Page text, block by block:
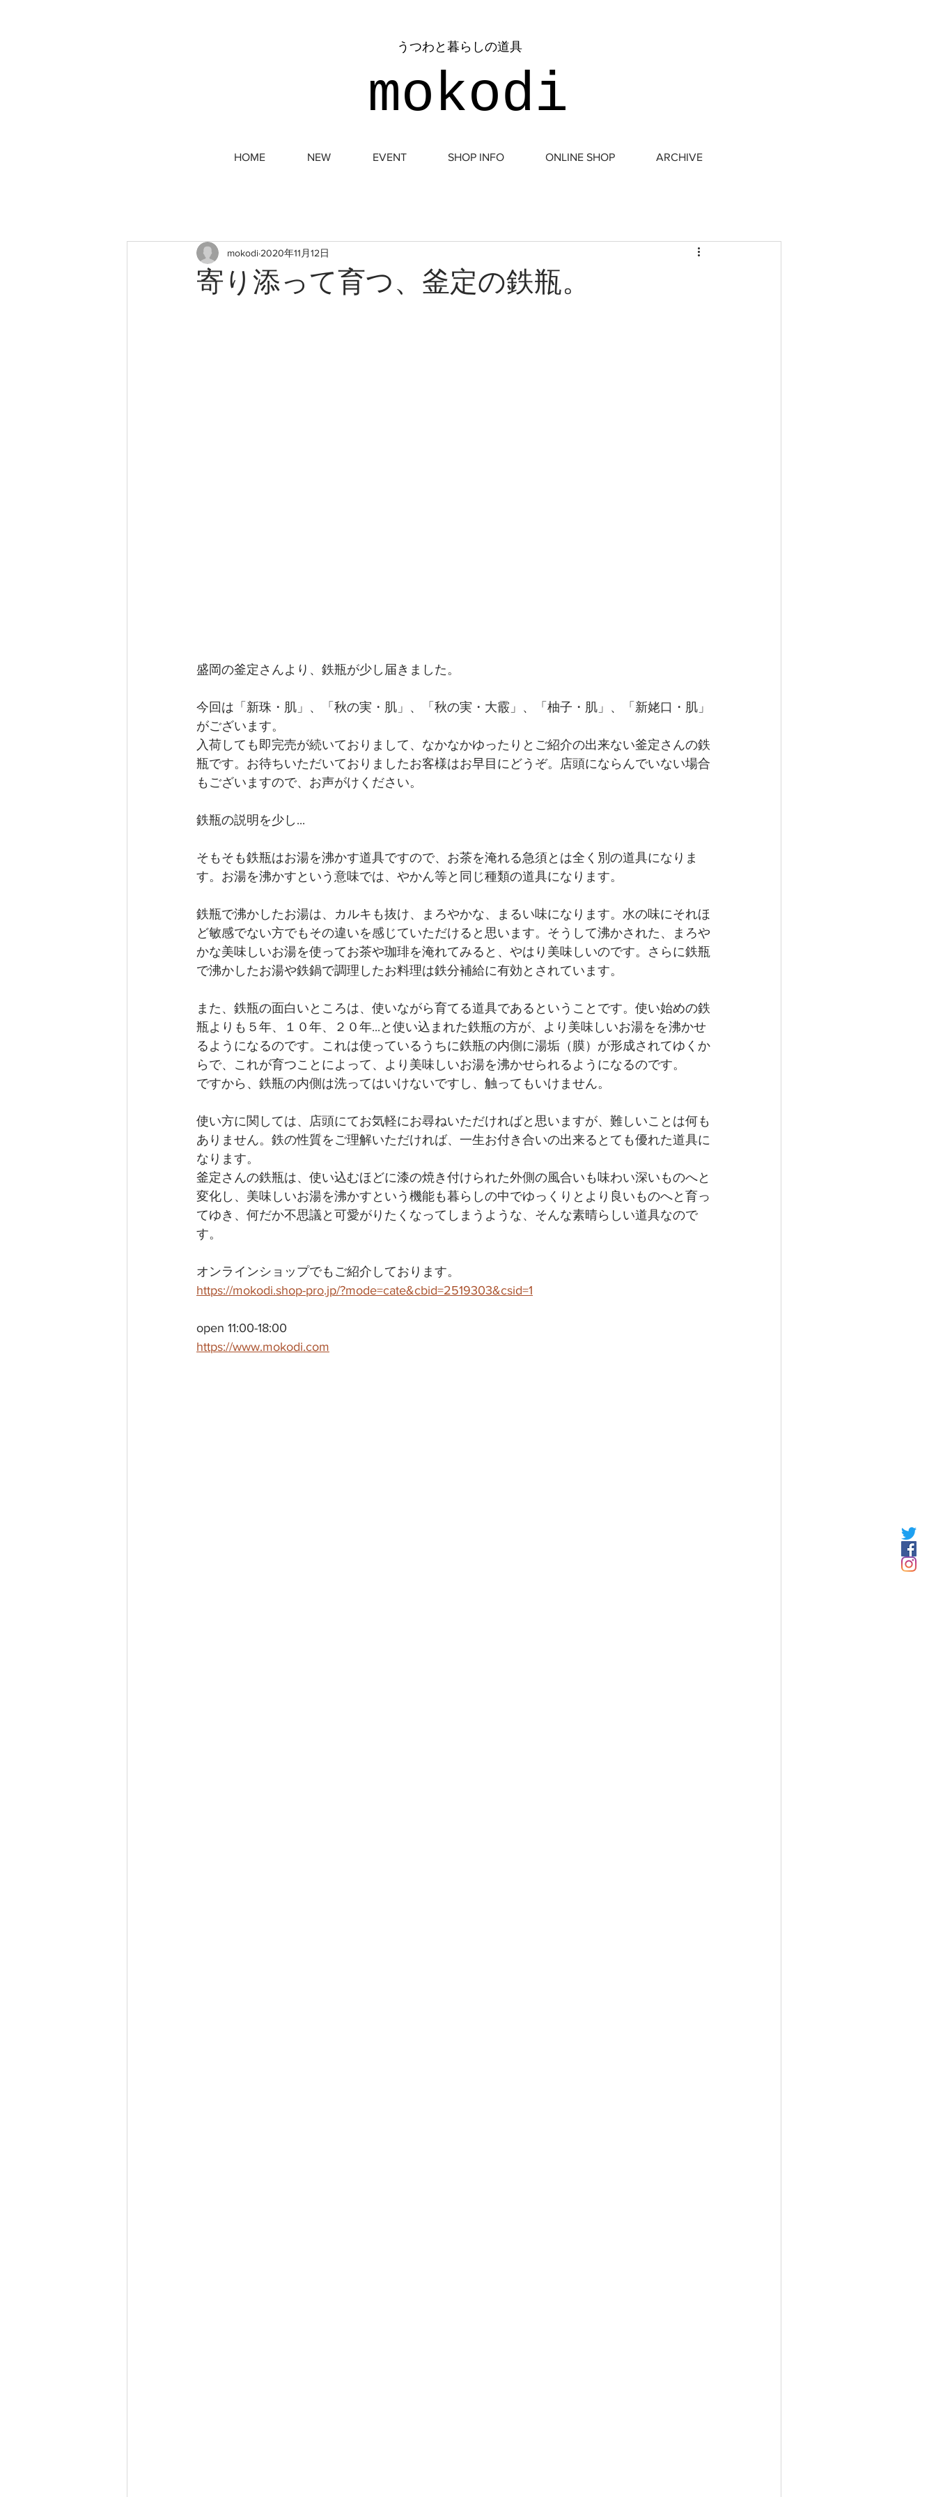
​うつわと暮らしの道具
mokodi
HOME NEW EVENT SHOP INFO ONLINE SHOP ARCHIVE
寄り添って育つ、釜定の鉄瓶。
mokodi 2020年11月12日
盛岡の釜定さんより、鉄瓶が少し届きました。
今回は「新珠・肌」、「秋の実・肌」、「秋の実・大霰」、「柚子・肌」、「新姥口・肌」
がございます。
入荷しても即完売が続いておりまして、なかなかゆったりとご紹介の出来ない釜定さんの鉄
瓶です。お待ちいただいておりましたお客様はお早目にどうぞ。店頭にならんでいない場合
もございますので、お声がけください。
鉄瓶の説明を少し...
そもそも鉄瓶はお湯を沸かす道具ですので、お茶を淹れる急須とは全く別の道具になりま
す。お湯を沸かすという意味では、やかん等と同じ種類の道具になります。
鉄瓶で沸かしたお湯は、カルキも抜け、まろやかな、まるい味になります。水の味にそれほ
ど敏感でない方でもその違いを感じていただけると思います。そうして沸かされた、まろや
かな美味しいお湯を使ってお茶や珈琲を淹れてみると、やはり美味しいのです。さらに鉄瓶
で沸かしたお湯や鉄鍋で調理したお料理は鉄分補給に有効とされています。
また、鉄瓶の面白いところは、使いながら育てる道具であるということです。使い始めの鉄
瓶よりも５年、１０年、２０年...と使い込まれた鉄瓶の方が、より美味しいお湯をを沸かせ
るようになるのです。これは使っているうちに鉄瓶の内側に湯垢（膜）が形成されてゆくか
らで、これが育つことによって、より美味しいお湯を沸かせられるようになるのです。
ですから、鉄瓶の内側は洗ってはいけないですし、触ってもいけません。
使い方に関しては、店頭にてお気軽にお尋ねいただければと思いますが、難しいことは何も
ありません。鉄の性質をご理解いただければ、一生お付き合いの出来るとても優れた道具に
なります。
釜定さんの鉄瓶は、使い込むほどに漆の焼き付けられた外側の風合いも味わい深いものへと
変化し、美味しいお湯を沸かすという機能も暮らしの中でゆっくりとより良いものへと育っ
てゆき、何だか不思議と可愛がりたくなってしまうような、そんな素晴らしい道具なので
す。
オンラインショップでもご紹介しております。
https://mokodi.shop-pro.jp/?mode=cate&cbid=2519303&csid=1
open 11:00-18:00
https://www.mokodi.com